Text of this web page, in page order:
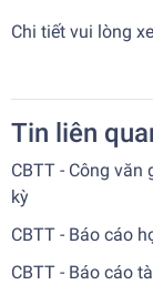
Chi tiết vui lòng
Tin liên
CBTT - Công văn
kỳ
CBTT - Báo cáo
CBTT - Báo cáo